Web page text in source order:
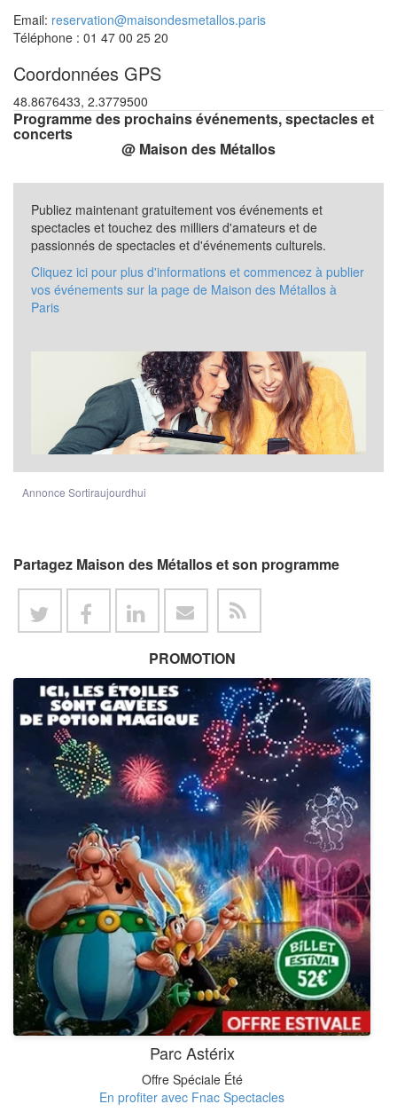
Email: reservation@maisondesmetallos.paris
Téléphone : 01 47 00 25 20
Coordonnées GPS
48.8676433, 2.3779500
Programme des prochains événements, spectacles et
concerts
@ Maison des Métallos
Publiez maintenant gratuitement vos événements et
spectacles et touchez des milliers d'amateurs et de
passionnés de spectacles et d'événements culturels.
Cliquez ici pour plus d'informations et commencez à publier
vos événements sur la page de Maison des Métallos à
Paris
Annonce Sortiraujourdhui
Partagez Maison des Métallos et son programme
PROMOTION
Parc Astérix
Offre Spéciale Été
En profiter avec Fnac Spectacles